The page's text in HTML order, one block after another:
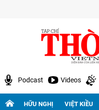
Podcast Videos
HỮU NGHỊ VIỆT KIỀU